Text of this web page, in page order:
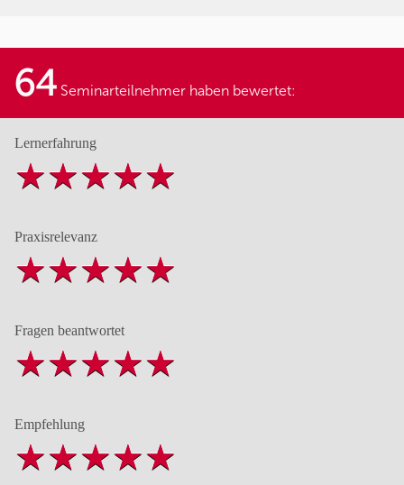
64 Seminarteilnehmer haben bewertet:
Lernerfahrung
Praxisrelevanz
Fragen beantwortet
Empfehlung